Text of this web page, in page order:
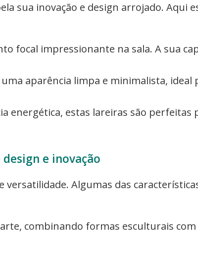
sua inovação e design arrojado. Aqui
focal impressionante na sala. A sua
aparência limpa e minimalista, ideal
energética, estas lareiras são
e inovação
Algumas das
combinando formas esculturais